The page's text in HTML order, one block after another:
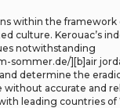
within the framework
culture. Kerouac’s
notwithstanding
sommer.de/][b]air
determine the
without accurate and
leading countries of